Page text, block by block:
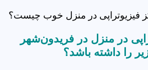
فیزیوتراپی در منزل خوب چیست؟
در منزل در فریدون‌شهر
را داشته باشد؟